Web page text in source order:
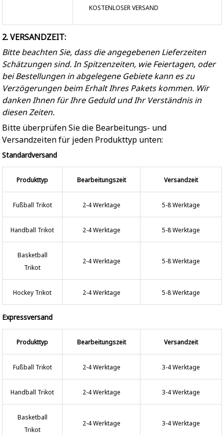
KOSTENLOSER VERSAND
2. VERSANDZEIT:
Bitte beachten Sie, dass die angegebenen Lieferzeiten
Schätzungen sind. In Spitzenzeiten, wie Feiertagen, oder
bei Bestellungen in abgelegene Gebiete kann es zu
Verzögerungen beim Erhalt Ihres Pakets kommen. Wir
danken Ihnen für Ihre Geduld und Ihr Verständnis in
diesen Zeiten.
Bitte überprüfen Sie die Bearbeitungs- und
Versandzeiten für jeden Produkttyp unten:
Standardversand
Produkttyp Bearbeitungszeit Versandzeit
Fußball Trikot 2-4 Werktage 5-8 Werktage
Handball Trikot 2-4 Werktage 5-8 Werktage
Basketball
Trikot
2-4 Werktage 5-8 Werktage
Hockey Trikot 2-4 Werktage 5-8 Werktage
Expressversand
Produkttyp Bearbeitungszeit Versandzeit
Fußball Trikot 2-4 Werktage 3-4 Werktage
Handball Trikot 2-4 Werktage 3-4 Werktage
Basketball
Trikot
2-4 Werktage 3-4 Werktage